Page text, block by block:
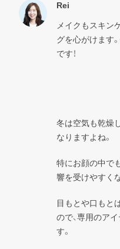
Rei
メイクもスキン
グを心がけます
です！
冬は空気も乾燥
なりますよね。
特にお顔の中で
響を受けやすく
目もとや口もと
ので、専用のア
す。